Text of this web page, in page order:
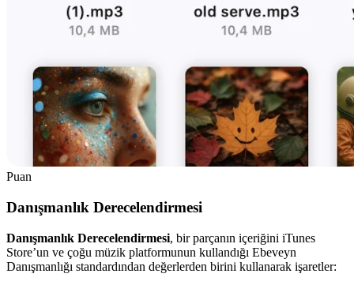
Puan
Danışmanlık Derecelendirmesi
Danışmanlık Derecelendirmesi, bir parçanın içeriğini iTunes
Store’un ve çoğu müzik platformunun kullandığı Ebeveyn
Danışmanlığı standardından değerlerden birini kullanarak işaretler: